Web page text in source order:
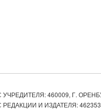
УЧРЕДИТЕЛЯ: 460009, Г.
РЕДАКЦИИ И ИЗДАТЕЛЯ: